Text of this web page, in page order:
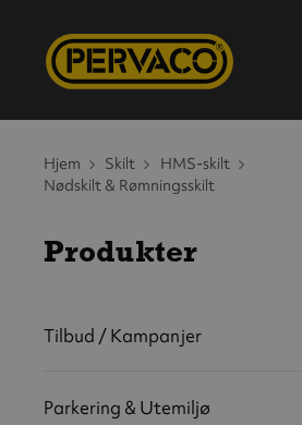
Hjem Skilt
HMS-skilt
Nødskilt & Rømningsskilt
Produkter
Hjem
Tilbud / Kampanjer
Parkering & Utemiljø